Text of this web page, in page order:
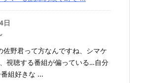
日
佐野君って方なんですね、シマケ
視聴する番組が偏っている…自分
組好きな ...